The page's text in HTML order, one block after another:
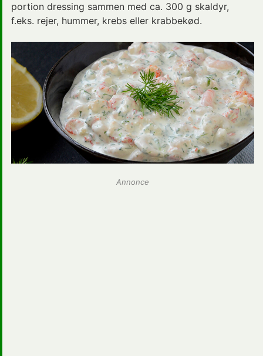
portion dressing sammen med ca. 300 g skaldyr,
f.eks. rejer, hummer, krebs eller krabbekød.
Annonce